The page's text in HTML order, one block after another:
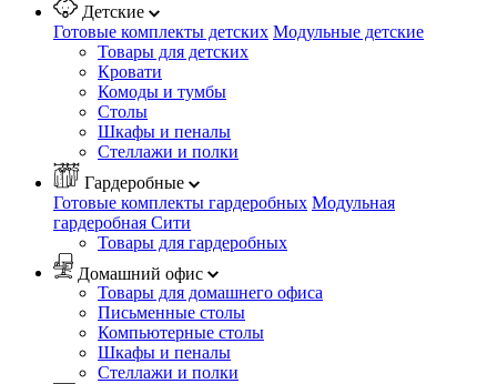
Детские
Готовые комплекты детских Модульные детские
Товары для детских
Кровати
Комоды и тумбы
Столы
Шкафы и пеналы
Стеллажи и полки
Гардеробные
Готовые комплекты гардеробных Модульная
гардеробная Сити
Товары для гардеробных
Домашний офис
Товары для домашнего офиса
Письменные столы
Компьютерные столы
Шкафы и пеналы
Стеллажи и полки